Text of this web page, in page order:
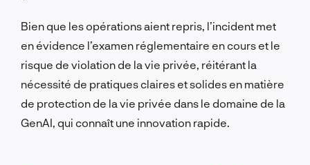
Bien que les opérations aient repris, l’incident met
en évidence l’examen réglementaire en cours et le
risque de violation de la vie privée, réitérant la
nécessité de pratiques claires et solides en matière
de protection de la vie privée dans le domaine de la
GenAI, qui connaît une innovation rapide.